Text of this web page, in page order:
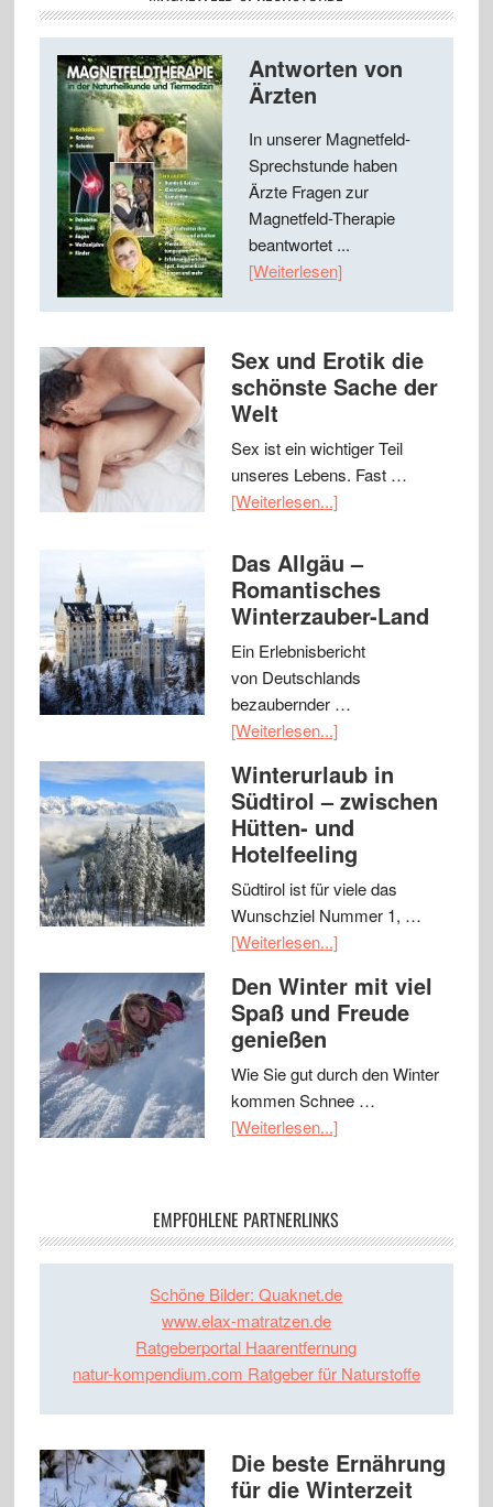
Antworten von
Ärzten
In unserer Magnetfeld-
Sprechstunde haben
Ärzte Fragen zur
Magnetfeld-Therapie
beantwortet ...
[Weiterlesen]
Sex und Erotik die
schönste Sache der
Welt
Sex ist ein wichtiger Teil
unseres Lebens. Fast …
[Weiterlesen...]
Das Allgäu –
Romantisches
Winterzauber-Land
Ein Erlebnisbericht
von Deutschlands
bezaubernder …
[Weiterlesen...]
Winterurlaub in
Südtirol – zwischen
Hütten- und
Hotelfeeling
Südtirol ist für viele das
Wunschziel Nummer 1, …
[Weiterlesen...]
Den Winter mit viel
Spaß und Freude
genießen
Wie Sie gut durch den Winter
kommen Schnee …
[Weiterlesen...]
EMPFOHLENE PARTNERLINKS
Schöne Bilder: Quaknet.de
www.elax-matratzen.de
Ratgeberportal Haarentfernung
natur-kompendium.com Ratgeber für Naturstoffe
Die beste Ernährung
für die Winterzeit